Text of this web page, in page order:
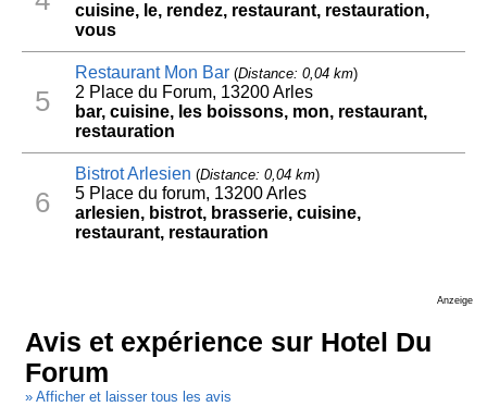
cuisine, le, rendez, restaurant, restauration,
vous
5
Restaurant Mon Bar(Distance: 0,04 km)
2 Place du Forum, 13200 Arles
bar, cuisine, les boissons, mon, restaurant,
restauration
6
Bistrot Arlesien (Distance: 0,04 km)
5 Place du forum, 13200 Arles
arlesien, bistrot, brasserie, cuisine,
restaurant, restauration
Anzeige
Avis et expérience sur Hotel Du
Forum
» Afficher et laisser tous les avis